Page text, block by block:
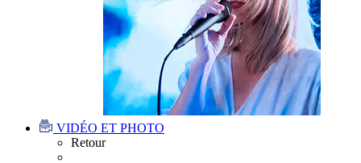
VIDÉO ET PHOTO
Retour